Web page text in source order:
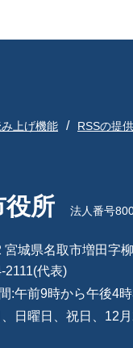
上げ機能 RSSの提
役所 法人番号
宮城県名取市増田字
2111(代表)
:午前9時から午後4
日曜日、祝日、12